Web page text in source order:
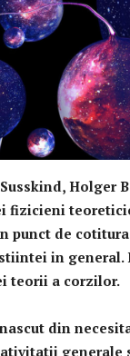
Holger
fizicieni
punct de
in general.
teorii a corzilor.
din
generale